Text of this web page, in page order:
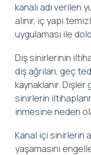
kanalı adı verilen
alınır, iç yapı
uygulaması ile
Diş sinirlerinin
diş ağrıları, geç
kaynaklanır.
sinirlerin
inmesine neden
Kanal içi sinirlerin
yaşamasını